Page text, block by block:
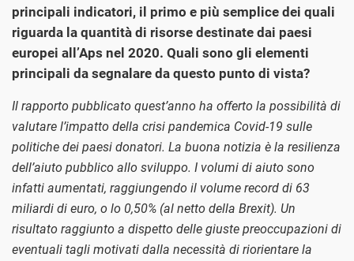
principali indicatori, il primo e più semplice dei quali
riguarda la quantità di risorse destinate dai paesi
europei all’Aps nel 2020. Quali sono gli elementi
principali da segnalare da questo punto di vista?
Il rapporto pubblicato quest’anno ha offerto la possibilità di
valutare l’impatto della crisi pandemica Covid-19 sulle
politiche dei paesi donatori. La buona notizia è la resilienza
dell’aiuto pubblico allo sviluppo. I volumi di aiuto sono
infatti aumentati, raggiungendo il volume record di 63
miliardi di euro, o lo 0,50% (al netto della Brexit). Un
risultato raggiunto a dispetto delle giuste preoccupazioni di
eventuali tagli motivati dalla necessità di riorientare la